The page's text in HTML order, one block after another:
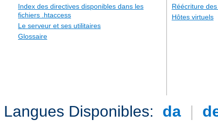
Index des directives disponibles dans les
fichiers .htaccess
Le serveur et ses utilitaires
Glossaire
Réécriture
Hôtes virtuels
Langues Disponibles: da |